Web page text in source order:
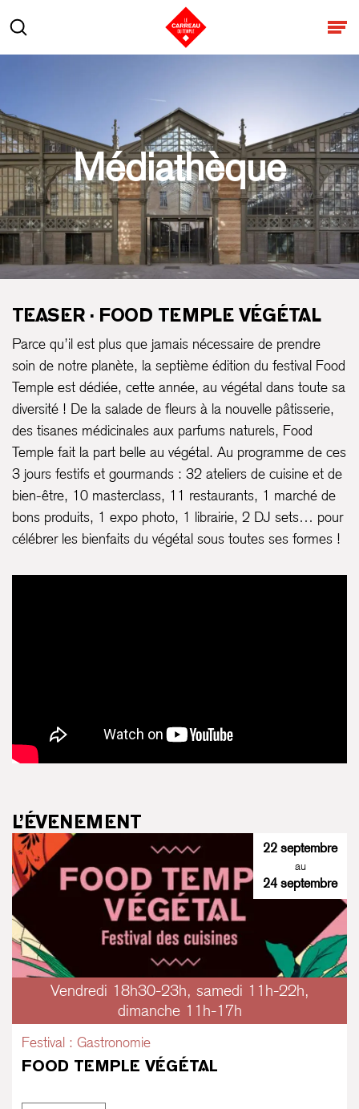
Rechercher
Médiathèque
TEASER · FOOD TEMPLE VÉGÉTAL
Parce qu’il est plus que jamais nécessaire de prendre
soin de notre planète, la septième édition du festival Food
Temple est dédiée, cette année, au végétal dans toute sa
diversité ! De la salade de fleurs à la nouvelle pâtisserie,
des tisanes médicinales aux parfums naturels, Food
Temple fait la part belle au végétal. Au programme de ces
3 jours festifs et gourmands : 32 ateliers de cuisine et de
bien-être, 10 masterclass, 11 restaurants, 1 marché de
bons produits, 1 expo photo, 1 librairie, 2 DJ sets… pour
célébrer les bienfaits du végétal sous toutes ses formes !
L’ÉVENEMENT
22 septembre
au
24 septembre
Vendredi 18h30-23h, samedi 11h-22h,
dimanche 11h-17h
Festival : Gastronomie
FOOD TEMPLE VÉGÉTAL